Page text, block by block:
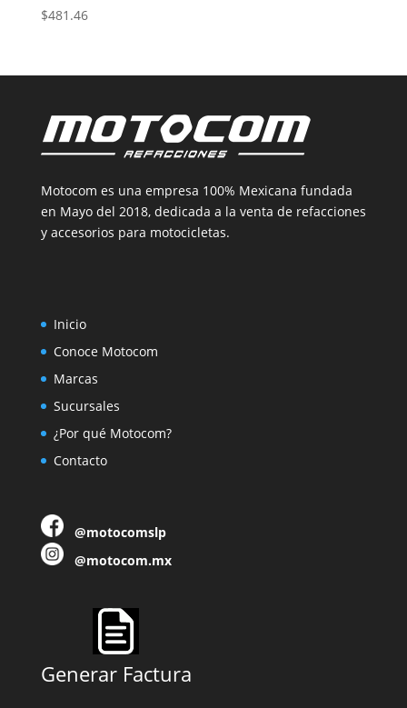
$481.46
Motocom es una empresa 100% Mexicana fundada
en Mayo del 2018, dedicada a la venta de refacciones
y accesorios para motocicletas.
Inicio
Conoce Motocom
Marcas
Sucursales
¿Por qué Motocom?
Contacto
@motocomslp
@motocom.mx
Generar Factura